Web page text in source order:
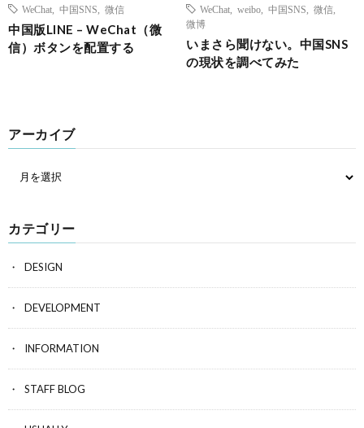
WeChat
中国SNS 微信
中国版LINE – WeChat（微
信）ボタンを配置する
WeChat
weibo 中国SNS 微信
微博
いまさら聞けない。中国SNS
の現状を調べてみた
アーカイブ
カテゴリー
DESIGN
DEVELOPMENT
INFORMATION
STAFF BLOG